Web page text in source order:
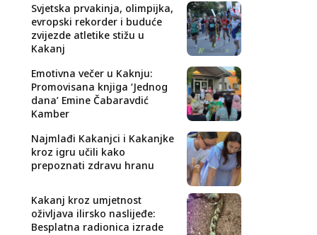
Svjetska prvakinja, olimpijka,
evropski rekorder i buduće
zvijezde atletike stižu u
Kakanj
Emotivna večer u Kaknju:
Promovisana knjiga ‘Jednog
dana’ Emine Čabaravdić
Kamber
Najmlađi Kakanjci i Kakanjke
kroz igru učili kako
prepoznati zdravu hranu
Kakanj kroz umjetnost
oživljava ilirsko naslijeđe:
Besplatna radionica izrade